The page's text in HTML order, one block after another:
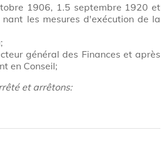
1906, 1.5 septembre 1920 et
les mesures d'exécution de la
général des Finances et après
en Conseil;
et arrêtons: